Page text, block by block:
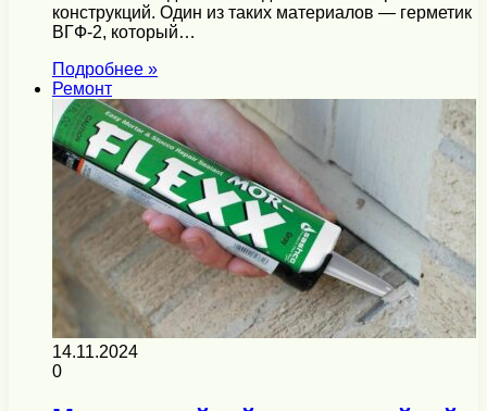
конструкций. Один из таких материалов — герметик
ВГФ-2, который…
Подробнее »
Ремонт
14.11.2024
0